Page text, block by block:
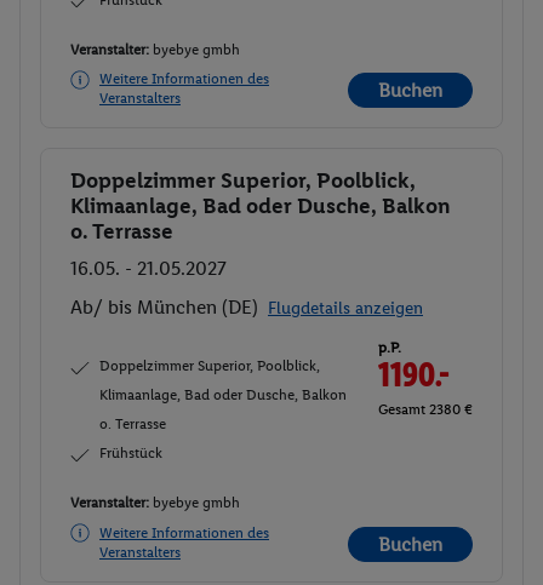
Veranstalter: byebye gmbh
Weitere Informationen des
Veranstalters
Buchen
Buchen
Doppelzimmer Superior, Poolblick,
Klimaanlage, Bad oder Dusche, Balkon
o. Terrasse
16.05. - 21.05.2027
Ab/ bis München (DE) Flugdetails anzeigen
Doppelzimmer Superior, Poolblick,
Klimaanlage, Bad oder Dusche, Balkon
o. Terrasse
Frühstück
p.P.
1190.-
Gesamt 2380 €
Veranstalter: byebye gmbh
Weitere Informationen des
Veranstalters
Buchen